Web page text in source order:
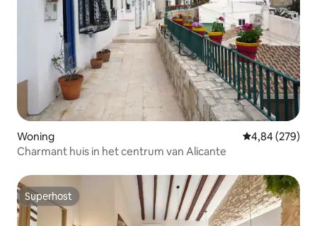
Woning Gemiddelde
4,84 (279)
Charmant huis in het centrum van Alicante
Superhost
Superhost